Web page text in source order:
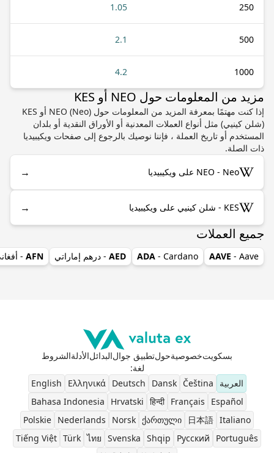
250
1.05
500
2.1
1000
4.2
مزيد من المعلومات حول NEO أو KES
إذا كنت مهتمًا بمعرفة المزيد من المعلومات حول NEO (Neo) أو KES
(شلن كينيي) مثل أنواع العملات المعدنية أو الأوراق النقدية أو بلدان
المستخدم أو تاريخ العملة ، فإننا نوصيك بالرجوع إلى صفحات ويكيبيديا
ذات الصلة.
NEO - Neo على ويكيبيديا →
KES - شلن كينيي على ويكيبيديا →
جميع العملات
AAVE - Aave
ADA - Cardano
AED - درهم إماراتي AFN
-
بسكويتخصوصيةحولتطبيق جوالالبدائلالأدلةالشروط
لغة:
العربية
Čeština
Dansk
Deutsch
Ελληνικά
English
Español
Français
हिन्दी
Hrvatski
Bahasa Indonesia
Italiano
日本語
ქართული
Norsk
Nederlands
Polskie
Português
Pусский
Shqip
Svenska
ไทย
Türk
Tiếng Việt